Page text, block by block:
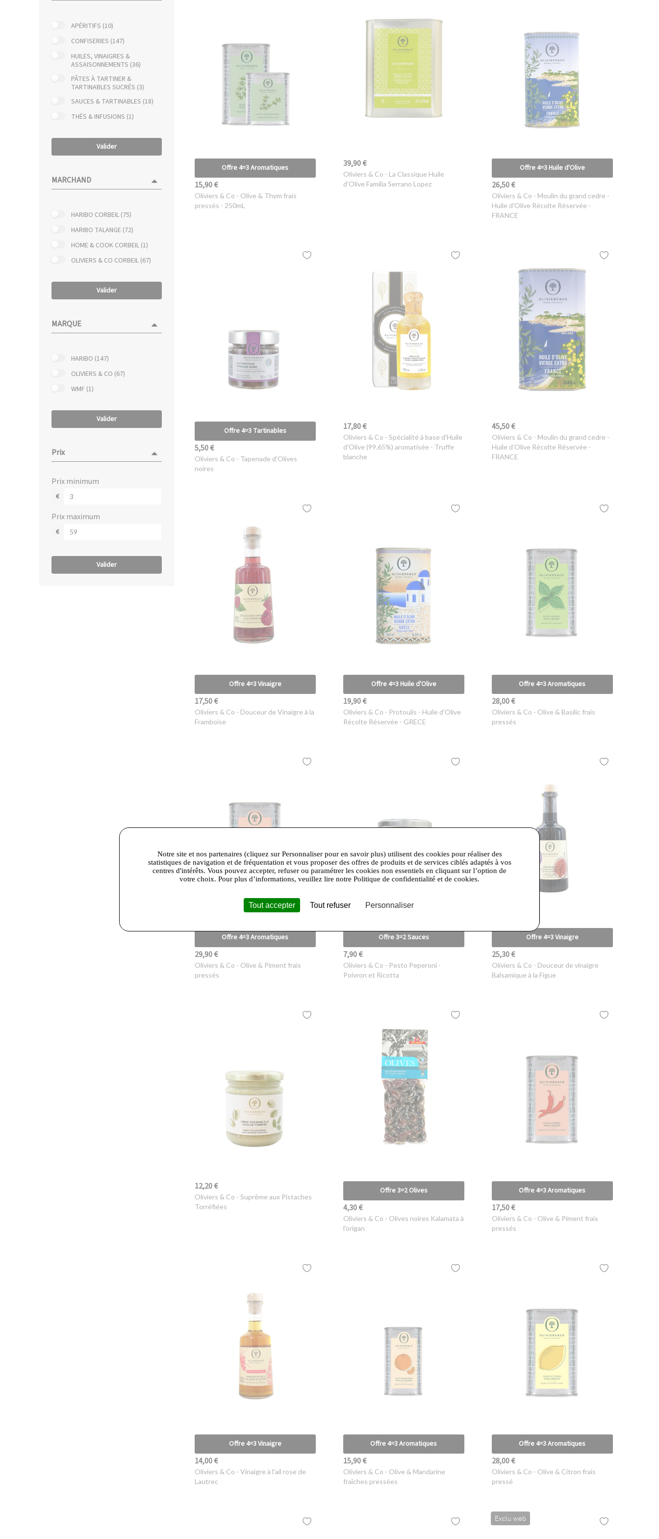
APÉRITIFS (10)
CONFISERIES (147)
HUILES, VINAIGRES &
ASSAISONNEMENTS (36)
PÂTES À TARTINER &
TARTINABLES SUCRÉS (3)
SAUCES & TARTINABLES (18)
THÉS & INFUSIONS (1)
Valider
MARCHAND
HARIBO CORBEIL (75)
HARIBO TALANGE (72)
HOME & COOK CORBEIL (1)
OLIVIERS & CO CORBEIL (67)
Valider
MARQUE
HARIBO (147)
OLIVIERS & CO (67)
WMF (1)
Valider
Prix
prix minimum
€
prix maximum
€
Valider
Offre 4=3 Aromatiques
15,90 €
Oliviers & Co - Olive & Thym frais
pressés - 250mL
39,90 €
Oliviers & Co - La Classique Huile
d'Olive Familia Serrano Lopez
Offre 4=3 Huile d'Olive
26,50 €
Oliviers & Co - Moulin du grand cedre -
Huile d'Olive Récolte Réservée -
FRANCE
Offre 4=3 Tartinables
5,50 €
Oliviers & Co - Tapenade d'Olives
noires
17,80 €
Oliviers & Co - Spécialité à base d'Huile
d'Olive (99.65%) aromatisée - Truffe
blanche
45,50 €
Oliviers & Co - Moulin du grand cedre -
Huile d'Olive Récolte Réservée -
FRANCE
Offre 4=3 Vinaigre
17,50 €
Oliviers & Co - Douceur de Vinaigre à la
Framboise
Offre 4=3 Huile d'Olive
19,90 €
Oliviers & Co - Protoulis - Huile d'Olive
Récolte Réservée - GRECE
Offre 4=3 Aromatiques
28,00 €
Oliviers & Co - Olive & Basilic frais
pressés
Offre 4=3 Aromatiques
29,90 €
Oliviers & Co - Olive & Piment frais
pressés
Offre 3=2 Sauces
7,90 €
Oliviers & Co - Pesto Peperoni -
Poivron et Ricotta
Offre 4=3 Vinaigre
25,30 €
Oliviers & Co - Douceur de vinaigre
Balsamique à la Figue
12,20 €
Oliviers & Co - Suprême aux Pistaches
Torréfiées
Offre 3=2 Olives
4,30 €
Oliviers & Co - Olives noires Kalamata à
l'origan
Offre 4=3 Aromatiques
17,50 €
Oliviers & Co - Olive & Piment frais
pressés
Offre 4=3 Vinaigre
14,00 €
Oliviers & Co - Vinaigre à l'ail rose de
Lautrec
Offre 4=3 Aromatiques
15,90 €
Oliviers & Co - Olive & Mandarine
fraîches pressées
Offre 4=3 Aromatiques
28,00 €
Oliviers & Co - Olive & Citron frais
pressé
Exclu web
Notre site et nos partenaires (cliquez sur Personnaliser pour en savoir plus) utilisent des cookies pour réaliser des
statistiques de navigation et de fréquentation et vous proposer des offres de produits et de services ciblés adaptés à vos
centres d'intérêts. Vous pouvez accepter, refuser ou paramétrer les cookies non essentiels en cliquant sur l’option de
votre choix. Pour plus d’informations, veuillez lire notre Politique de confidentialité et de cookies.
Tout accepter Tout refuser Personnaliser